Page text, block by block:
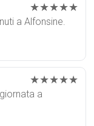
★★★★★
a Alfonsine.
★★★★★
a